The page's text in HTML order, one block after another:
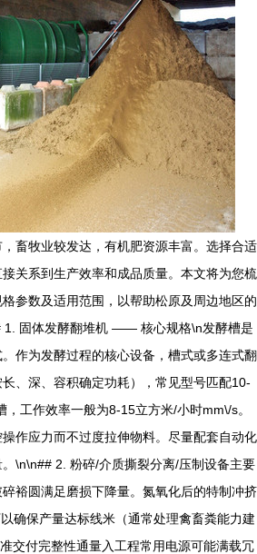
畜牧业较发达，有机肥资源丰富。选择合适
关系到生产效率和成品质量。本文将为您梳
参数及适用范围，以帮助松原及周边地区的
1. 固体发酵翻堆机 —— 核心规格\n发酵槽是
作为发酵过程的核心设备，槽式或多连式翻
、深、容积确定功耗），常见型号匹配10-
工作效率一般为8-15立方米/小时mm\/s。
作应力而不过度拉伸物料。尽量配套自动化
\n\n## 2. 粉碎/介质撕裂分离/压制设备主要
裕圆满足磨损下降量。氮氧化后的特制冲挤
确保产量达标线米（通常处理禽畜粪能力建
交付完整性通量入工程常用电源可能满载冗